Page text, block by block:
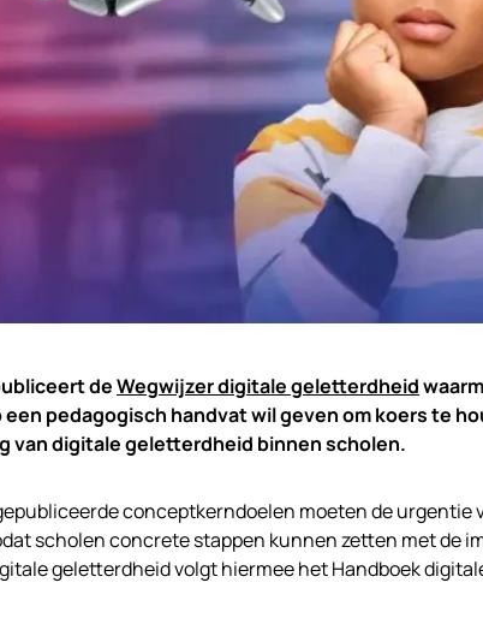
deWegwijzer digitale geletterdheid
een pedagogisch handvat wil geven om koers te
van digitale geletterdheid binnen scholen.
conceptkerndoelen moeten de urgentie
scholen concrete stappen kunnen zetten met de
geletterdheid volgt hiermee het Handboek